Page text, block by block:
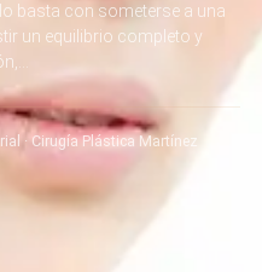
basta con someterse a una
un equilibrio completo y
· Cirugía Plástica Martínez